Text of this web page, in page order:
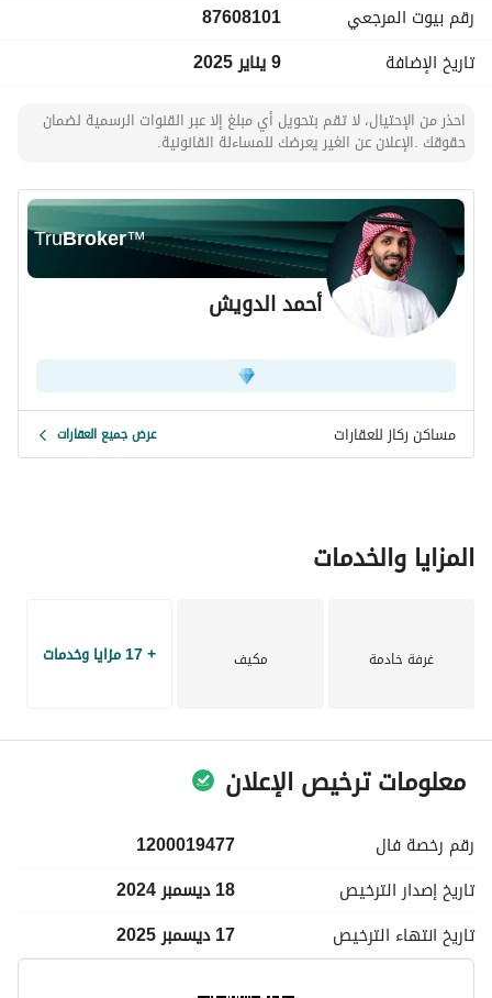
رقم بيوت المرجعي
87608101
تاريخ الإضافة
9 يناير 2025
احذر من الإحتيال، لا تقم بتحويل أي مبلغ إلا عبر القنوات الرسمية لضمان
حقوقك .الإعلان عن الغير يعرضك للمساءلة القانونية.
TruBroker™
أحمد الدويش
مساكن ركاز للعقارات عرض جميع العقارات
المزايا والخدمات
غرفة خادمة مكيف + 17 مزايا وخدمات
معلومات ترخيص الإعلان
رقم رخصة فال
1200019477
تاريخ إصدار الترخيص
18 ديسمبر 2024
تاريخ انتهاء الترخيص 17 ديسمبر 2025